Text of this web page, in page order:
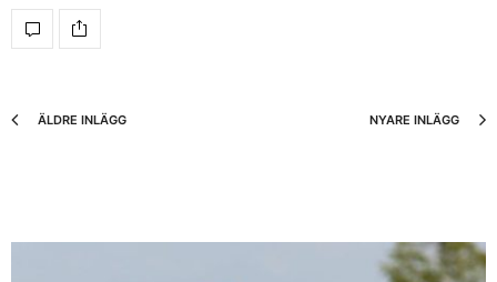
ÄLDRE INLÄGG NYARE INLÄGG